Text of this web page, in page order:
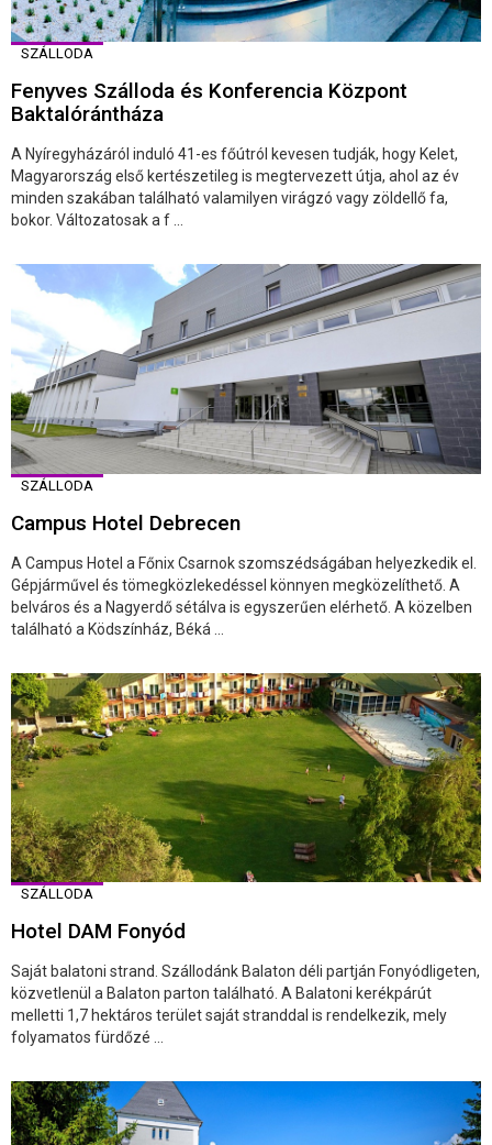
SZÁLLODA
Fenyves Szálloda és Konferencia Központ
Baktalórántháza
A Nyíregyházáról induló 41-es főútról kevesen tudják, hogy Kelet,
Magyarország első kertészetileg is megtervezett útja, ahol az év
minden szakában található valamilyen virágzó vagy zöldellő fa,
bokor. Változatosak a f ...
SZÁLLODA
Campus Hotel Debrecen
A Campus Hotel a Főnix Csarnok szomszédságában helyezkedik el.
Gépjárművel és tömegközlekedéssel könnyen megközelíthető. A
belváros és a Nagyerdő sétálva is egyszerűen elérhető. A közelben
található a Ködszínház, Béká ...
SZÁLLODA
Hotel DAM Fonyód
Saját balatoni strand. Szállodánk Balaton déli partján Fonyódligeten,
közvetlenül a Balaton parton található. A Balatoni kerékpárút
melletti 1,7 hektáros terület saját stranddal is rendelkezik, mely
folyamatos fürdőzé ...